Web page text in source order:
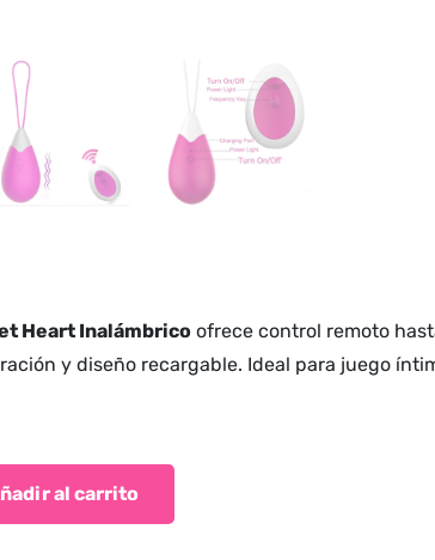
Heart Inalámbrico ofrece control remoto
y diseño recargable. Ideal para juego
al carrito